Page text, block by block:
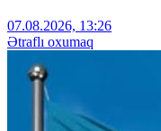
07.08.2026, 13:26
Ətraflı oxumaq